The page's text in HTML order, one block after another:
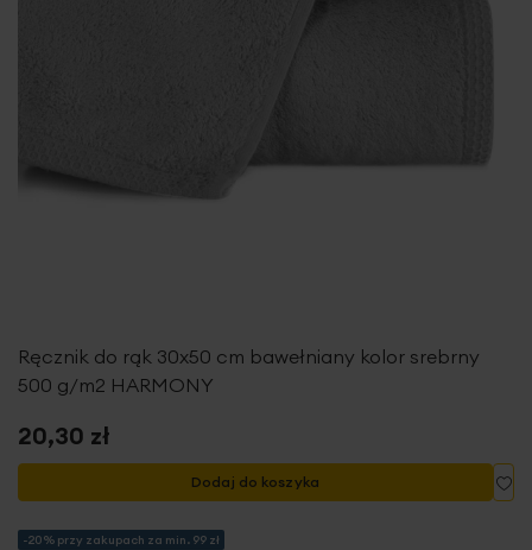
Ręcznik do rąk 30x50 cm bawełniany kolor srebrny
500 g/m2 HARMONY
20,30 zł
Dodaj do koszyka
-20% przy zakupach za min. 99 zł